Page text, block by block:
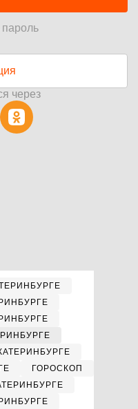
пароль
через
ГОРОСКОП